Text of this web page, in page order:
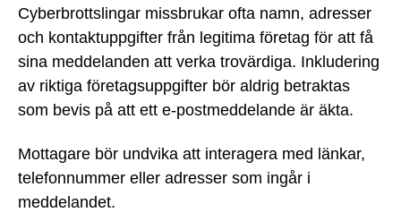
Cyberbrottslingar missbrukar ofta namn, adresser
och kontaktuppgifter från legitima företag för att få
sina meddelanden att verka trovärdiga. Inkludering
av riktiga företagsuppgifter bör aldrig betraktas
som bevis på att ett e-postmeddelande är äkta.
Mottagare bör undvika att interagera med länkar,
telefonnummer eller adresser som ingår i
meddelandet.